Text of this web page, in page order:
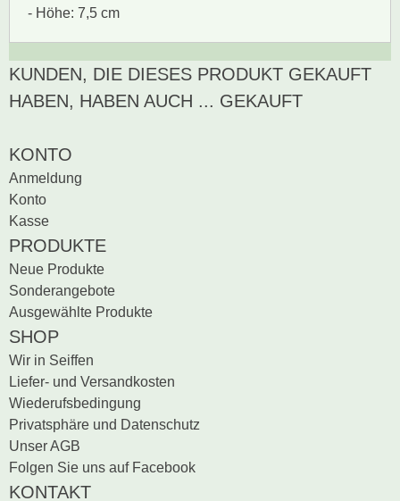
- Höhe: 7,5 cm
BEWERTUNG SCHREIBEN
Zur Zeit gibt es keine
Produktrezensionen.
KUNDEN, DIE DIESES PRODUKT GEKAUFT
HABEN, HABEN AUCH ... GEKAUFT
KONTO
Anmeldung
Konto
Kasse
PRODUKTE
Neue Produkte
Sonderangebote
Ausgewählte Produkte
SHOP
Wir in Seiffen
Liefer- und Versandkosten
Wiederufsbedingung
Privatsphäre und Datenschutz
Unser AGB
Folgen Sie uns auf Facebook
KONTAKT